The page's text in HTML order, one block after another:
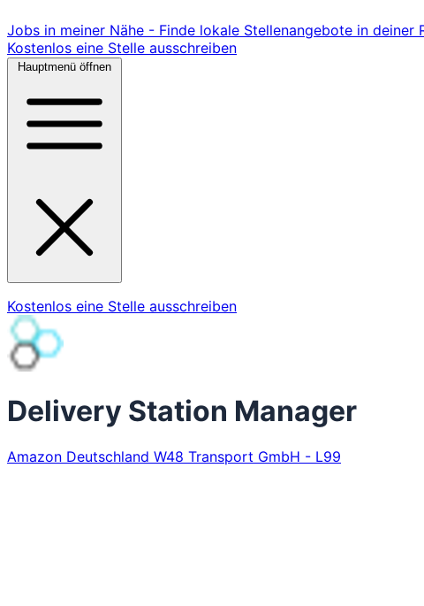
Jobs in meiner Nähe - Finde lokale Stellenangebote in deiner
Kostenlos eine Stelle ausschreiben
Hauptmenü öffnen
Kostenlos eine Stelle ausschreiben
Delivery Station Manager
Amazon Deutschland W48 Transport GmbH - L99